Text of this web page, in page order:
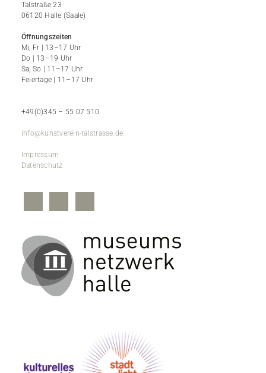
Talstraße 23
06120 Halle (Saale)
Öffnungszeiten
Mi, Fr | 13–17 Uhr
Do | 13–19 Uhr
Sa, So | 11–17 Uhr
Feiertage | 11–17 Uhr
+49(0)345 – 55 07 510
info@kunstverein-talstrasse.de
Impressum
Datenschutz